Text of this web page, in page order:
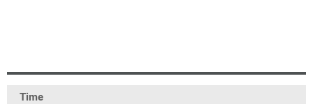
Time